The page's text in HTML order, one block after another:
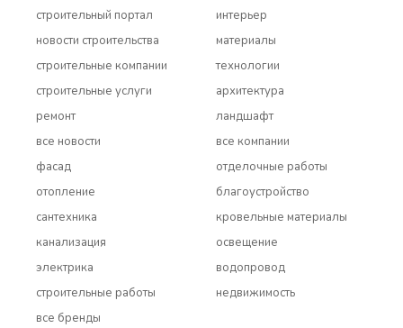
строительный портал
новости строительства
строительные компании
строительные услуги
ремонт
все новости
интерьер
материалы
технологии
архитектура
ландшафт
все компании
фасад
отопление
сантехника
канализация
электрика
строительные работы
все бренды
отделочные работы
благоустройство
кровельные материалы
освещение
водопровод
недвижимость